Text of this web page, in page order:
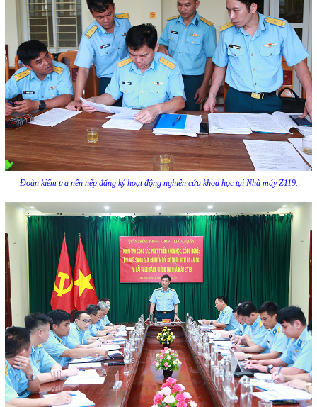
Đoàn kiểm tra nền nếp đăng ký hoạt động nghiên cứu khoa học tại Nhà máy Z119.